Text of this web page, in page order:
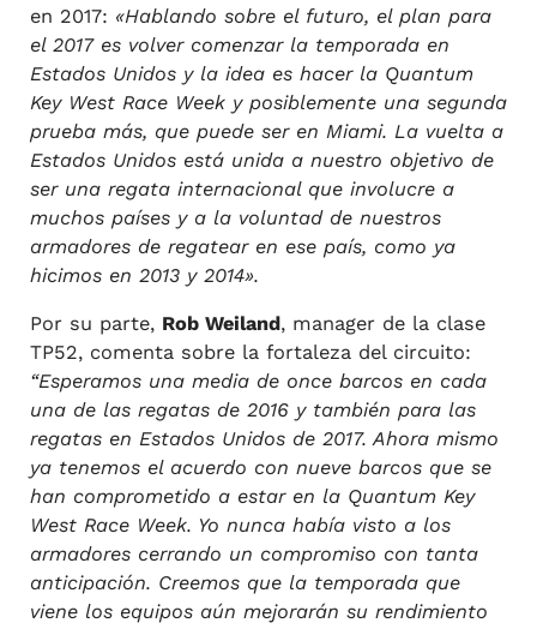
en 2017: «Hablando sobre el futuro, el plan para
el 2017 es volver comenzar la temporada en
Estados Unidos y la idea es hacer la Quantum
Key West Race Week y posiblemente una segunda
prueba más, que puede ser en Miami. La vuelta a
Estados Unidos está unida a nuestro objetivo de
ser una regata internacional que involucre a
muchos países y a la voluntad de nuestros
armadores de regatear en ese país, como ya
hicimos en 2013 y 2014».
Por su parte, Rob Weiland, manager de la clase
TP52, comenta sobre la fortaleza del circuito:
“Esperamos una media de once barcos en cada
una de las regatas de 2016 y también para las
regatas en Estados Unidos de 2017. Ahora mismo
ya tenemos el acuerdo con nueve barcos que se
han comprometido a estar en la Quantum Key
West Race Week. Yo nunca había visto a los
armadores cerrando un compromiso con tanta
anticipación. Creemos que la temporada que
viene los equipos aún mejorarán su rendimiento